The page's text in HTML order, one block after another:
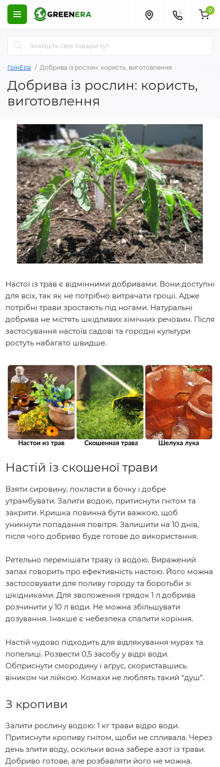
0
ГрінЕра Добрива із рослин: користь, виготовлення
Добрива із рослин: користь,
виготовлення
Настої із трав є відмінними добривами. Вони доступні
для всіх, так як не потрібно витрачати гроші. Адже
потрібні трави зростають під ногами. Натуральні
добрива не містять шкідливих хімічних речовин. Після
застосування настоїв садові та городні культури
ростуть набагато швидше.
Настій із скошеної трави
Взяти сировину, покласти в бочку і добре
утрамбувати. Залити водою, притиснути гнітом та
закрити. Кришка повинна бути важкою, щоб
уникнути попадання повітря. Залишити на 10 днів,
після чого добриво буде готове до використання.
Ретельно перемішати траву із водою. Виражений
запах говорить про ефективність настою. Його можна
застосовувати для поливу городу та боротьби зі
шкідниками. Для зволоження грядок 1 л добрива
розчинити у 10 л води. Не можна збільшувати
дозування. Інакше є небезпека спалити коріння.
Настій чудово підходить для відлякування мурах та
попелиці. Розвести 0,5 засобу у відрі води.
Обприснути смородину і аґрус, скориставшись
віником чи лійкою. Комахи не люблять такий “душ”.
З кропиви
Залити рослину водою: 1 кг трави відро води.
Притиснути кропиву гнітом, щоби не спливала. Через
день злити воду, оскільки вона забере азот із трави.
Добриво готове, але розбавляти його не можна.